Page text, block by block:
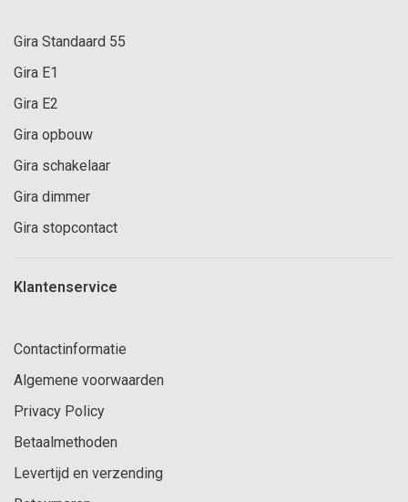
Gira Standaard 55
Gira E1
Gira E2
Gira opbouw
Gira schakelaar
Gira dimmer
Gira stopcontact
Klantenservice
Contactinformatie
Algemene voorwaarden
Privacy Policy
Betaalmethoden
Levertijd en verzending